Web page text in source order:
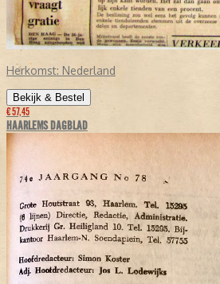
Herkomst: Nederland
Bekijk & Bestel
€ 57,45
HAARLEMS DAGBLAD